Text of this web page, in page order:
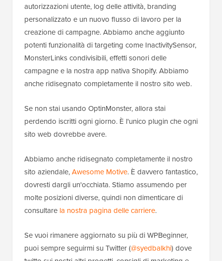
autorizzazioni utente, log delle attività, branding
personalizzato e un nuovo flusso di lavoro per la
creazione di campagne. Abbiamo anche aggiunto
potenti funzionalità di targeting come InactivitySensor,
MonsterLinks condivisibili, effetti sonori delle
campagne e la nostra app nativa Shopify. Abbiamo
anche ridisegnato completamente il nostro sito web.
Se non stai usando OptinMonster, allora stai
perdendo iscritti ogni giorno. È l'unico plugin che ogni
sito web dovrebbe avere.
Abbiamo anche ridisegnato completamente il nostro
sito aziendale,Awesome Motive. È davvero fantastico,
dovresti dargli un'occhiata. Stiamo assumendo per
molte posizioni diverse, quindi non dimenticare di
consultare la nostra pagina delle carriere.
Se vuoi rimanere aggiornato su più di WPBeginner,
puoi sempre seguirmi su Twitter (@syedbalkhi) dove